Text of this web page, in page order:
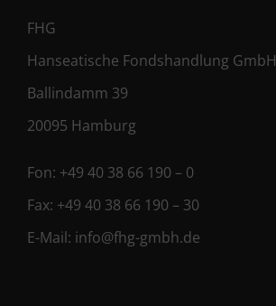
FHG
Hanseatische Fondshandlung GmbH
Ballindamm 39
20095 Hamburg
Fon: +49 40 38 66 190 – 0
Fax: +49 40 38 66 190 – 30
E-Mail: info@fhg-gmbh.de